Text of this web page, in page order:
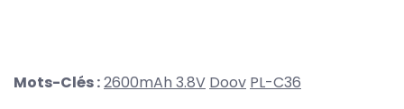
Mots-Clés :2600mAh 3.8V Doov PL-C36